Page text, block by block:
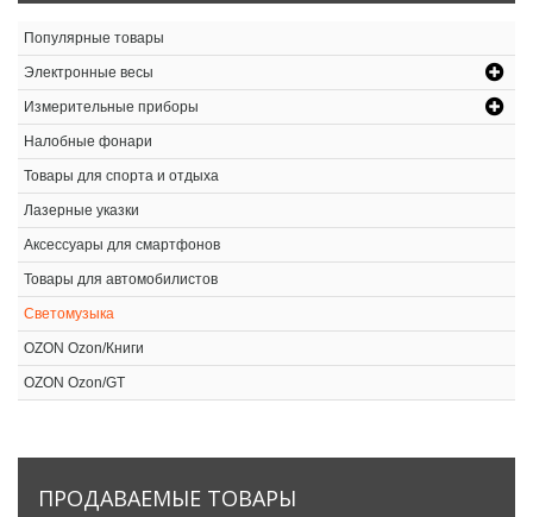
Популярные товары
Электронные весы
Измерительные приборы
Налобные фонари
Товары для спорта и отдыха
Лазерные указки
Аксессуары для смартфонов
Товары для автомобилистов
Светомузыка
OZON Ozon/Книги
OZON Ozon/GT
ПРОДАВАЕМЫЕ ТОВАРЫ